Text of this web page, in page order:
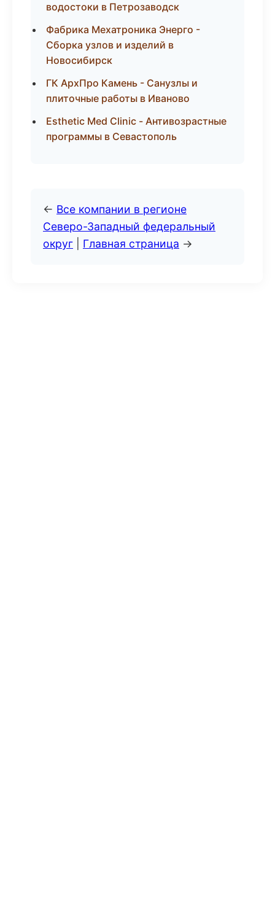
водостоки в Петрозаводск
Фабрика Мехатроника Энерго -
Сборка узлов и изделий в
Новосибирск
ГК АрхПро Камень - Санузлы и
плиточные работы в Иваново
Esthetic Med Clinic - Антивозрастные
программы в Севастополь
← Все компании в регионе
Северо-Западный федеральный
округ
Главная страница →